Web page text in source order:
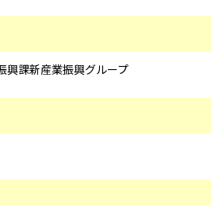
興課新産業振興グループ